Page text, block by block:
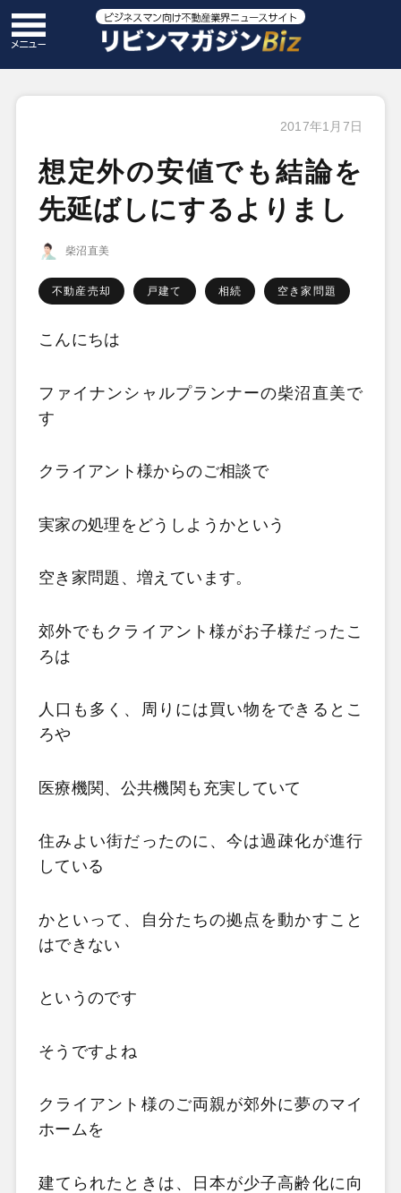
2017年1月7日
想定外の安値でも結論を
先延ばしにするよりまし
柴沼直美
不動産売却 戸建て 相続 空き家問題
こんにちは
ファイナンシャルプランナーの柴沼直美で
す
クライアント様からのご相談で
実家の処理をどうしようかという
空き家問題、増えています。
郊外でもクライアント様がお子様だったこ
ろは
人口も多く、周りには買い物をできるとこ
ろや
医療機関、公共機関も充実していて
住みよい街だったのに、今は過疎化が進行
している
かといって、自分たちの拠点を動かすこと
はできない
というのです
そうですよね
クライアント様のご両親が郊外に夢のマイ
ホームを
建てられたときは、日本が少子高齢化に向